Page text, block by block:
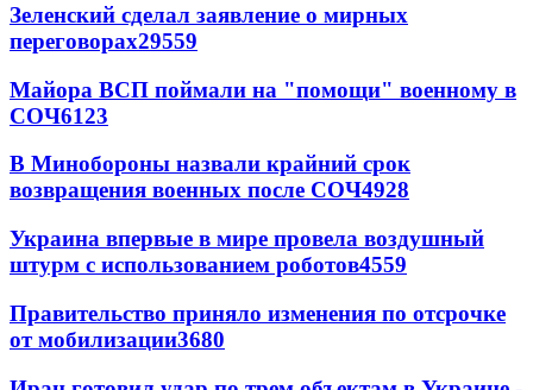
Зеленский сделал заявление о мирных
переговорах29559
Майора ВСП поймали на "помощи" военному в
СОЧ6123
В Минобороны назвали крайний срок
возвращения военных после СОЧ4928
Украина впервые в мире провела воздушный
штурм с использованием роботов4559
Правительство приняло изменения по отсрочке
от мобилизации3680